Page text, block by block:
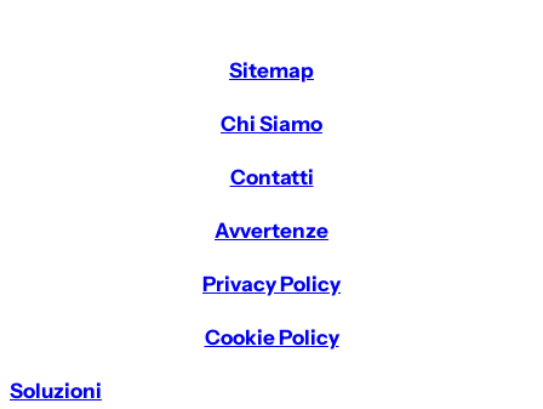
Sitemap
Chi Siamo
Contatti
Avvertenze
Privacy Policy
Cookie Policy
Soluzioni